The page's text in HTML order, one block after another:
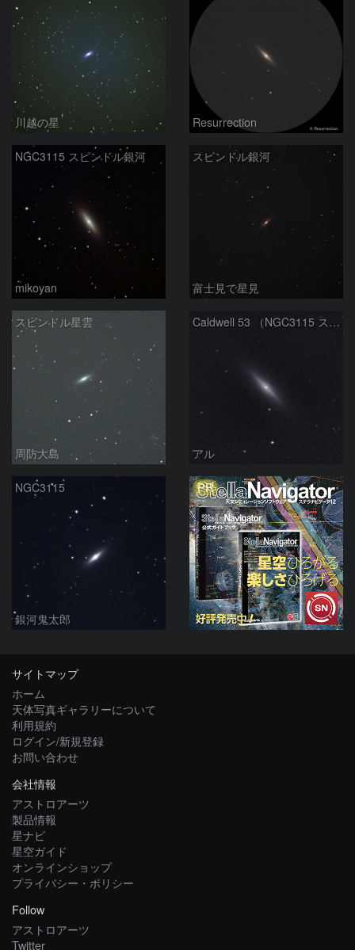
川越の星 Resurrection
NGC3115 スピンドル銀河
mikoyan
スピンドル銀河
富士見で星見
スピンドル星雲
周防大島
Caldwell 53 （NGC3115 スピンドル銀河）
アル
NGC3115
銀河鬼太郎
PR
サイトマップ
ホーム
天体写真ギャラリーについて
利用規約
ログイン/新規登録
お問い合わせ
会社情報
アストロアーツ
製品情報
星ナビ
星空ガイド
オンラインショップ
プライバシー・ポリシー
Follow
アストロアーツ
Twitter